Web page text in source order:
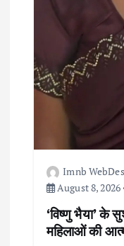
Imnb
August 8, 2026
‘विष्णु भैया’ के
महिलाओं की